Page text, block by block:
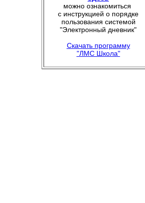
можно ознакомиться
с инструкцией о порядке
пользования системой
"Электронный дневник"
Скачать программу
"ЛМС Школа"